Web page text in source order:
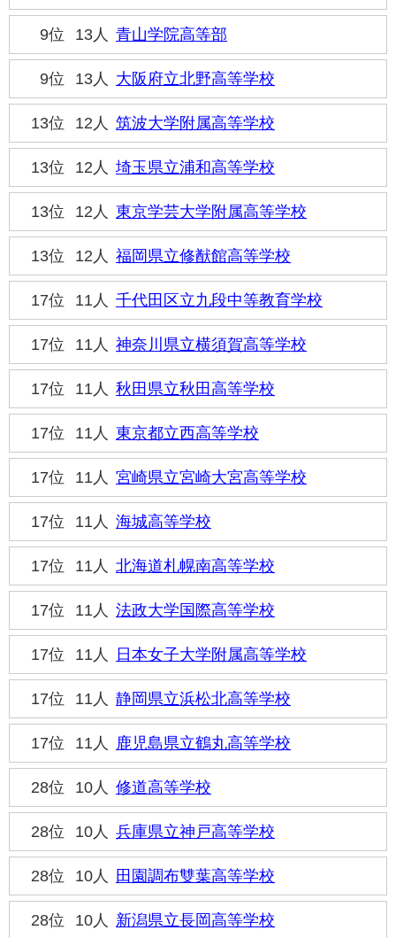
9位 13人 青山学院高等部
9位 13人 大阪府立北野高等学校
13位 12人 筑波大学附属高等学校
13位 12人 埼玉県立浦和高等学校
13位 12人 東京学芸大学附属高等学校
13位 12人 福岡県立修猷館高等学校
17位 11人 千代田区立九段中等教育学校
17位 11人 神奈川県立横須賀高等学校
17位 11人 秋田県立秋田高等学校
17位 11人 東京都立西高等学校
17位 11人 宮崎県立宮崎大宮高等学校
17位 11人 海城高等学校
17位 11人 北海道札幌南高等学校
17位 11人 法政大学国際高等学校
17位 11人 日本女子大学附属高等学校
17位 11人 静岡県立浜松北高等学校
17位 11人 鹿児島県立鶴丸高等学校
28位 10人 修道高等学校
28位 10人 兵庫県立神戸高等学校
28位 10人 田園調布雙葉高等学校
28位 10人 新潟県立長岡高等学校